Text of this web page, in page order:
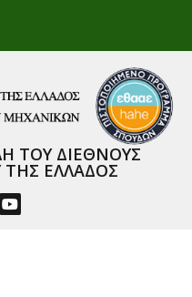
ΤΟΥ ΔΙΕΘΝΟΥΣ
ΕΛΛΑΔΟΣ